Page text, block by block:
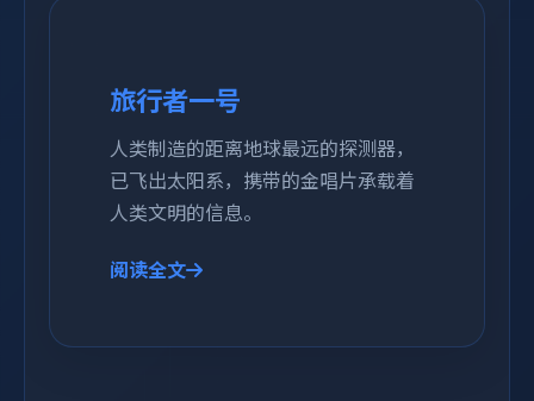
旅行者一号
人类制造的距离地球最远的探测器，
已飞出太阳系，携带的金唱片承载着
人类文明的信息。
阅读全文